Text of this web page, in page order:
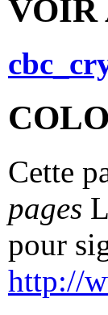
VOIR
Cette
pages
pour
http://